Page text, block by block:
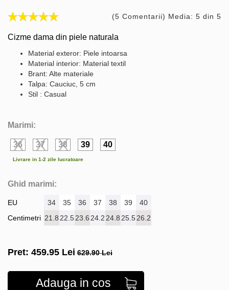
(5 Comentarii) Media: 5 din 5
Cizme dama din piele naturala
Material exteror: Piele intoarsa
Material interior: Material textil
Brant: Alte materiale
Talpa: Cauciuc, 5 cm
Stil : Casual
Marimi:
36 37 38 39 40
Livrare in 1-2 zile lucratoare
Ghid marimi:
EU
Centimetri
34 35 36 37 38 39
40
21.8 22.523.6 24.2 24.8 25.526.2
Pret: 459.95 Lei 629.90 Lei
Adauga in cos